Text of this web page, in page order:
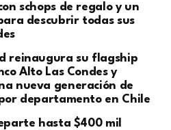
schops de regalo y un
descubrir todas sus
reinaugura su flagship
Alto Las Condes y
nueva generación de
departamento en Chile
hasta $400 mil